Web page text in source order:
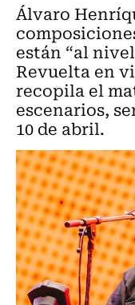
Álvaro
están “al
Revuelta en
recopila el
escenarios,
10 de abril.